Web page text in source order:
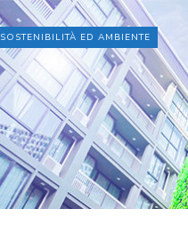
SOSTENIBILITÀ ED AMBIENTE